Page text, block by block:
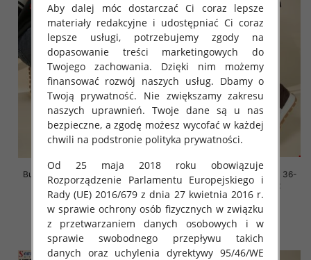
Buty sportowe damskie Roz 36-
41, 1 kolor Paczka 8 szt
88.00 zł
szczegóły
Buty sportowe damskie Roz 36-
41, 1 kolor Paczka 8 szt
88.00 zł
szczegóły
Aby dalej móc dostarczać Ci coraz lepsze
materiały redakcyjne i udostępniać Ci coraz
lepsze usługi, potrzebujemy zgody na
dopasowanie treści marketingowych do
Twojego zachowania. Dzięki nim możemy
finansować rozwój naszych usług. Dbamy o
Twoją prywatność. Nie zwiększamy zakresu
naszych uprawnień. Twoje dane są u nas
bezpieczne, a zgodę możesz wycofać w każdej
chwili na podstronie polityka prywatności.
Od 25 maja 2018 roku obowiązuje
Rozporządzenie Parlamentu Europejskiego i
Rady (UE) 2016/679 z dnia 27 kwietnia 2016 r.
w sprawie ochrony osób fizycznych w związku
z przetwarzaniem danych osobowych i w
sprawie swobodnego przepływu takich
danych oraz uchylenia dyrektywy 95/46/WE